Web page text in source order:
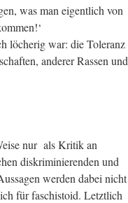
was man eigentlich von
löcherig war: die Toleranz
anderer Rassen und
nur als Kritik an
diskriminierenden und
werden dabei nicht
für faschistoid. Letztlich